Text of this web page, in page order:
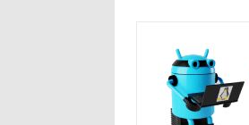
содержимому